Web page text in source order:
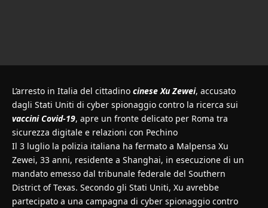
L’arresto in Italia del cittadino cinese Xu Zewei, accusato
dagli Stati Uniti di cyber spionaggio contro la ricerca sui
vaccini Covid-19, apre un fronte delicato per Roma tra
sicurezza digitale e relazioni con Pechino
Il 3 luglio la polizia italiana ha fermato a Malpensa Xu
Zewei, 33 anni, residente a Shanghai, in esecuzione di un
mandato emesso dal tribunale federale del Southern
District of Texas. Secondo gli Stati Uniti, Xu avrebbe
partecipato a una campagna di cyber spionaggio contro